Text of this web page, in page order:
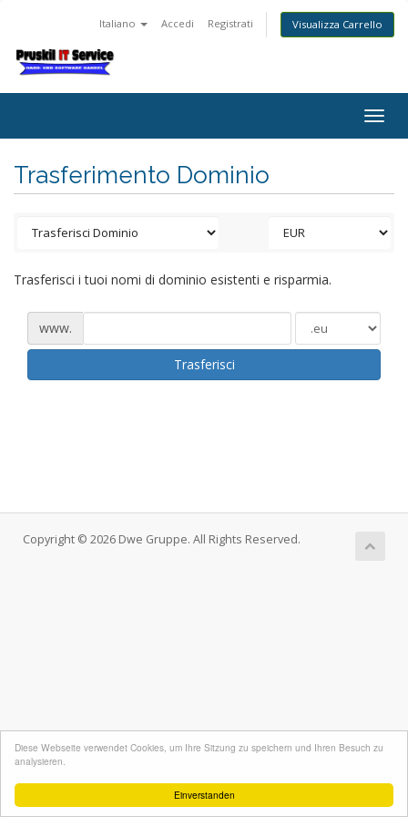
Einverstanden
Diese Webseite verwendet Cookies, um Ihre Sitzung zu speichern und Ihren Besuch zu
analysieren.
Italiano Accedi Registrati Visualizza Carrello
Trasferimento Dominio
Trasferisci i tuoi nomi di dominio esistenti e risparmia.
www.
Trasferisci
Copyright © 2026 Dwe Gruppe. All Rights Reserved.